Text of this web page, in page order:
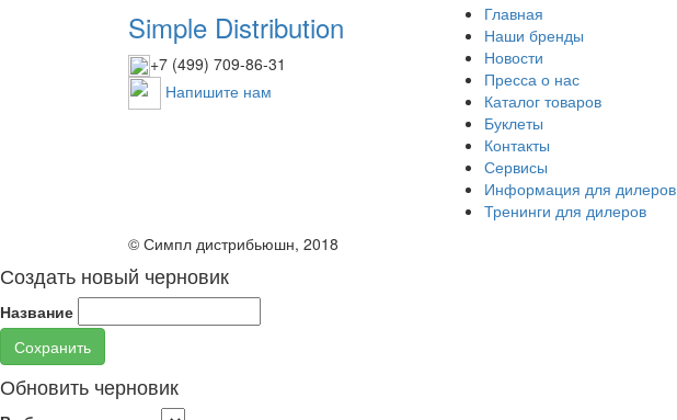
Главная
Наши бренды
Новости
Пресса о нас
Каталог товаров
Буклеты
Контакты
Сервисы
Информация для дилеров
Тренинги для дилеров
Simple Distribution
+7 (499) 709-86-31
Напишите нам
© Симпл дистрибьюшн, 2018
Создать новый черновик
Название
Сохранить
Обновить черновик